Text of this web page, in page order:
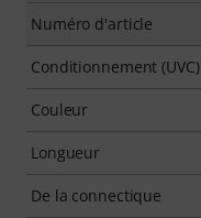
Numéro d'article
Conditionnement (UVC)
Couleur
Longueur
De la connectique